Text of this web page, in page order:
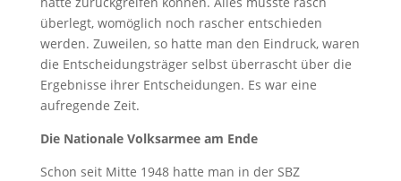
überlegt, womöglich noch rascher entschieden
werden. Zuweilen, so hatte man den Eindruck, waren
die Entscheidungsträger selbst überrascht über die
Ergebnisse ihrer Entscheidungen. Es war eine
aufregende Zeit.
Die Nationale Volksarmee am Ende
Schon seit Mitte 1948 hatte man in der SBZ